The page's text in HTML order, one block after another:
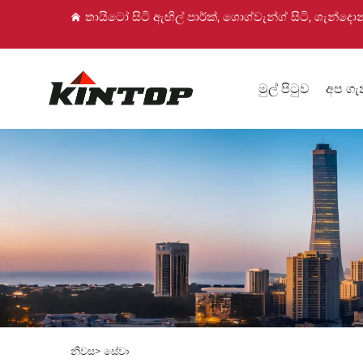
තායිටෝ සිටි ඇඟිල් පාර්ක්, ශොග්වැන්ග් සිටි,
මුල් පිටුව අප
නිවස> සේවා